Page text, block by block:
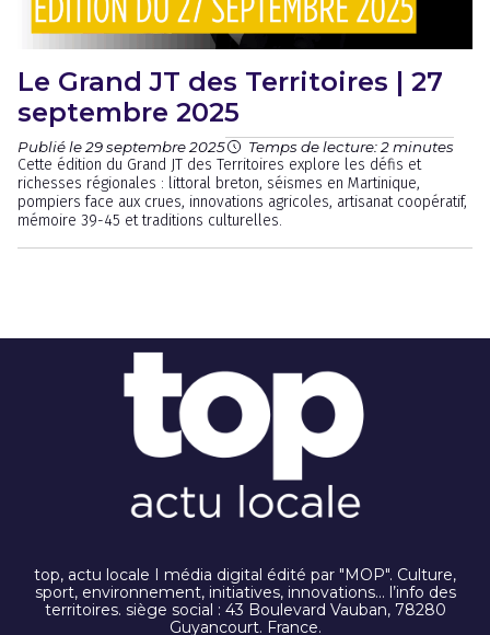
Le Grand JT des Territoires | 27
septembre 2025
Publié le 29 septembre 2025 Temps de lecture: 2 minutes
Cette édition du Grand JT des Territoires explore les défis et
richesses régionales : littoral breton, séismes en Martinique,
pompiers face aux crues, innovations agricoles, artisanat coopératif,
mémoire 39-45 et traditions culturelles.
top, actu locale I média digital édité par "MOP". Culture,
sport, environnement, initiatives, innovations… l’info des
territoires. siège social : 43 Boulevard Vauban, 78280
Guyancourt. France.